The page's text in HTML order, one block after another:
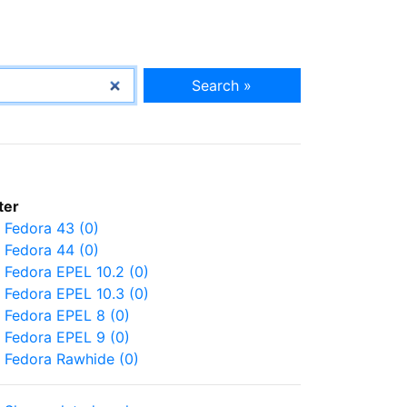
Search »
Fedora 43 (0)
Fedora 44 (0)
Fedora EPEL 10.2 (0)
Fedora EPEL 10.3 (0)
Fedora EPEL 8 (0)
Fedora EPEL 9 (0)
Fedora Rawhide (0)